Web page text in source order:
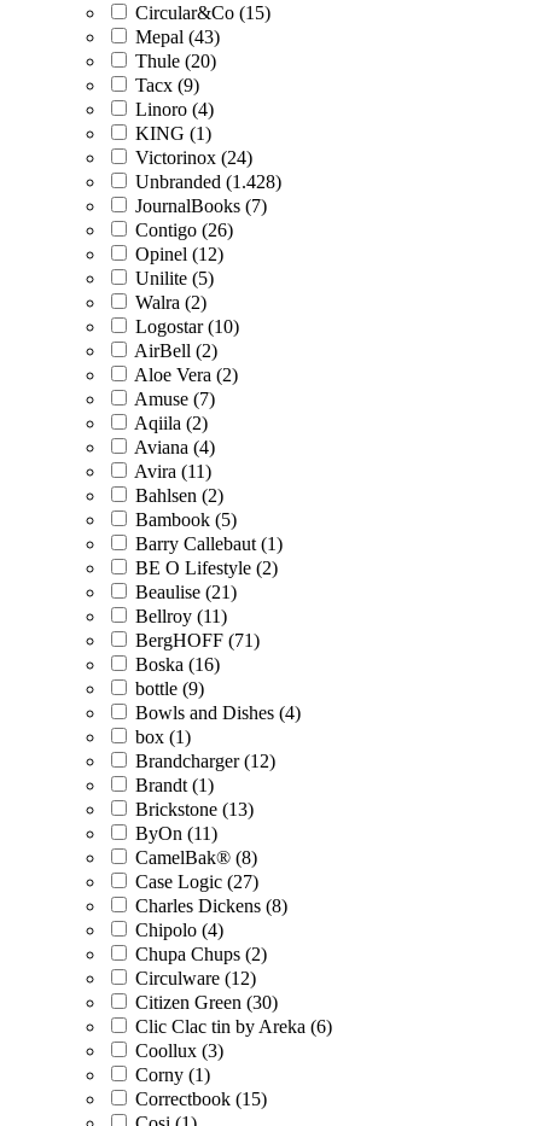
Circular&Co (15)
Mepal (43)
Thule (20)
Tacx (9)
Linoro (4)
KING (1)
Victorinox (24)
Unbranded (1.428)
JournalBooks (7)
Contigo (26)
Opinel (12)
Unilite (5)
Walra (2)
Logostar (10)
AirBell (2)
Aloe Vera (2)
Amuse (7)
Aqiila (2)
Aviana (4)
Avira (11)
Bahlsen (2)
Bambook (5)
Barry Callebaut (1)
BE O Lifestyle (2)
Beaulise (21)
Bellroy (11)
BergHOFF (71)
Boska (16)
bottle (9)
Bowls and Dishes (4)
box (1)
Brandcharger (12)
Brandt (1)
Brickstone (13)
ByOn (11)
CamelBak® (8)
Case Logic (27)
Charles Dickens (8)
Chipolo (4)
Chupa Chups (2)
Circulware (12)
Citizen Green (30)
Clic Clac tin by Areka (6)
Coollux (3)
Corny (1)
Correctbook (15)